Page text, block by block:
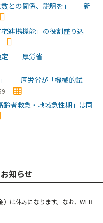
数との関係、説明を」 新
連携機能」の役割盛り込
選定 厚労省
」 厚労省が「機械的試
者救急・地域急性期」は同
知らせ
は休みになります。なお、WEB